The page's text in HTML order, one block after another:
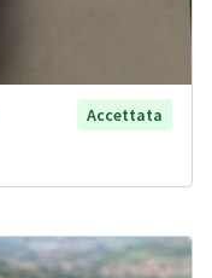
Accettata